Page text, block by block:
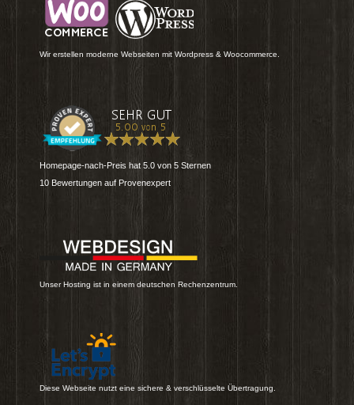
Wir erstellen moderne Webseiten mit Wordpress & Woocommerce.
Homepage-nach-Preis hat 5.0 von 5 Sternen
10 Bewertungen auf Provenexpert
Unser Hosting ist in einem deutschen Rechenzentrum.
Diese Webseite nutzt eine sichere & verschlüsselte Übertragung.